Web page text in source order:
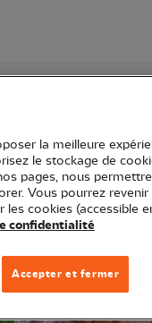
commune,
le système
la meilleure
le stockage de
pages, nous permettre
Vous pourrez
cookies (accessible
confidentialité
Accepter et fermer